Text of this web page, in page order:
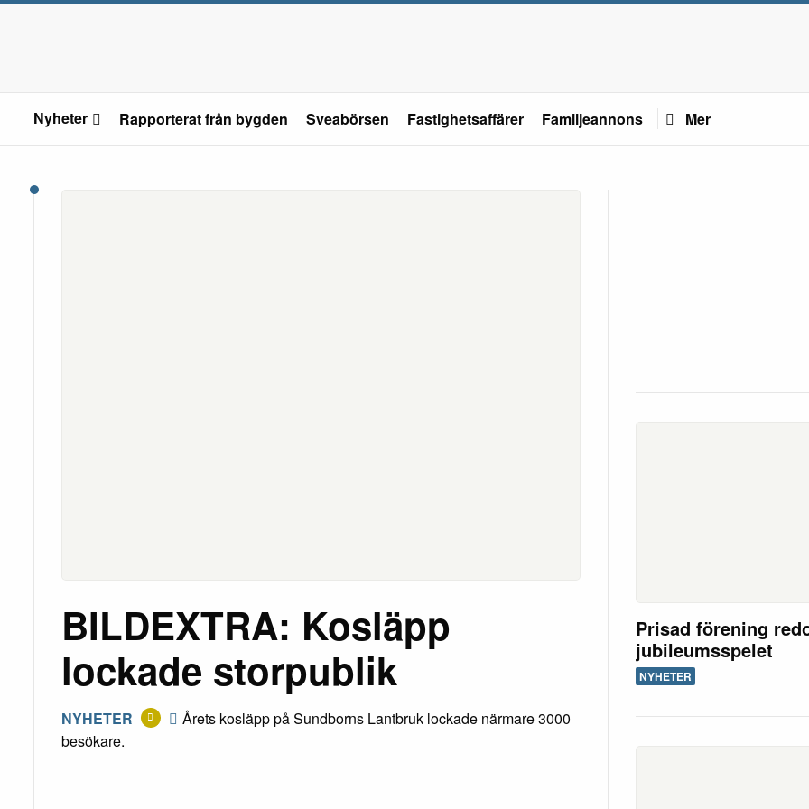
Nyheter Rapporterat från bygden Sveabörsen Fastighetsaffärer Familjeannons Mer
BILDEXTRA: Kosläpp
lockade storpublik
NYHETER
Årets kosläpp på Sundborns Lantbruk lockade närmare 3000
besökare.
Prisad förening
jubileumsspelet
NYHETER